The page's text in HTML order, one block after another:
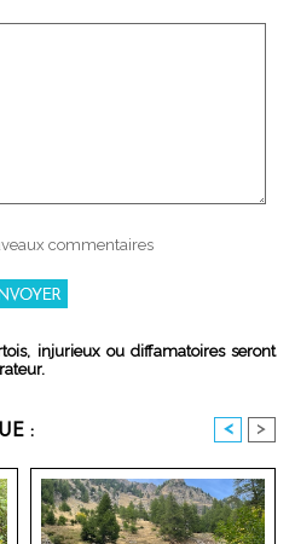
commentaires
injurieux ou diffamatoires seront
: < >